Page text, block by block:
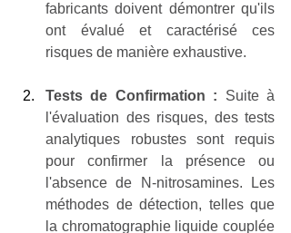
fabricants doivent démontrer qu'ils
ont évalué et caractérisé ces
risques de manière exhaustive.
Tests de Confirmation : Suite à
l'évaluation des risques, des tests
analytiques robustes sont requis
pour confirmer la présence ou
l'absence de N-nitrosamines. Les
méthodes de détection, telles que
la chromatographie liquide couplée